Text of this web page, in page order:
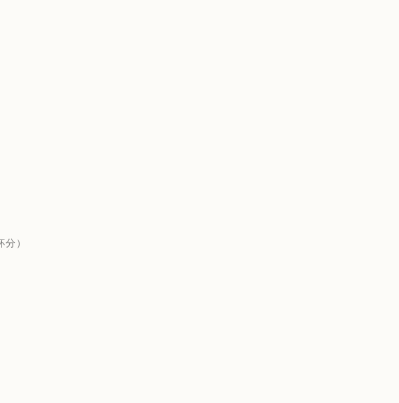
）